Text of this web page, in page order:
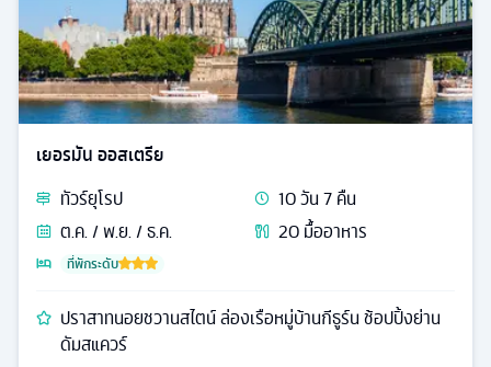
เยอรมัน ออสเตรีย
ทัวร์ยุโรป 10วัน7คืน
ต.ค. / พ.ย. / ธ.ค.
20มื้ออาหาร
ที่พักระดับ
ปราสาทนอยชวานสไตน์ ล่องเรือหมู่บ้านกีธูร์น ช้อปปิ้งย่าน
ดัมสแควร์